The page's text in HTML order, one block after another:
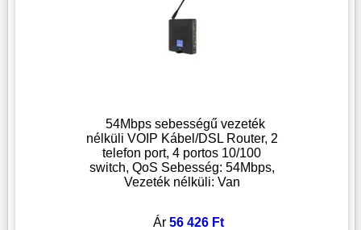
54Mbps sebességű vezeték
nélküli VOIP Kábel/DSL Router, 2
telefon port, 4 portos 10/100
switch, QoS Sebesség: 54Mbps,
Vezeték nélküli: Van
Ár56 426 Ft